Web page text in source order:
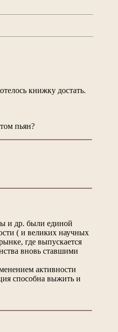
книжку достать.
пьян?
и др. были единой
( и великих научных
где выпускается
вновь ставшими
активности
способна выжить и